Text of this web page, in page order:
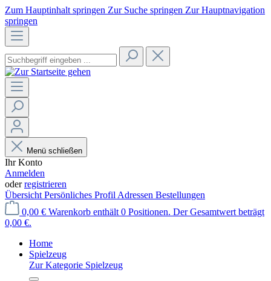
Zum Hauptinhalt springen Zur Suche springen Zur Hauptnavigation
springen
Menü schließen
Ihr Konto
Anmelden
oderregistrieren
Übersicht Persönliches Profil Adressen Bestellungen
0,00 € Warenkorb enthält 0 Positionen. Der Gesamtwert beträgt
0,00 €.
Home
Spielzeug
Zur Kategorie Spielzeug